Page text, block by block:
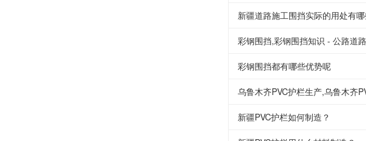
新疆道路施工围挡实际的用处有
彩钢围挡,彩钢围挡知识 - 公路道
彩钢围挡都有哪些优势呢
乌鲁木齐PVC护栏生产,乌鲁木齐
新疆PVC护栏如何制造？